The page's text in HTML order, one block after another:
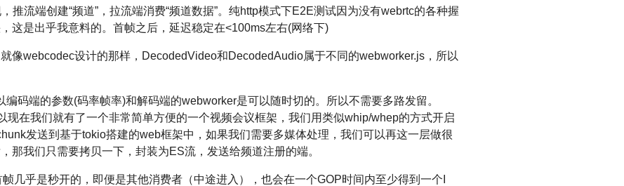
推流端创建“频道”，拉流端消费“频道数据”。纯http模式下E2E测试因为没有webrtc的各种握
这是出乎我意料的。首帧之后，延迟稳定在<100ms左右(网络下)
像webcodec设计的那样，DecodedVideo和DecodedAudio属于不同的webworker.js，所以
码端的参数(码率帧率)和解码端的webworker是可以随时切的。所以不需要多路发留。
现在我们就有了一个非常简单方便的一个视频会议框架，我们用类似whip/whep的方式开启
发送到基于tokio搭建的web框架中，如果我们需要多媒体处理，我们可以再这一层做很
那我们只需要拷贝一下，封装为ES流，发送给频道注册的端。
几乎是秒开的，即便是其他消费者（中途进入），也会在一个GOP时间内至少得到一个I